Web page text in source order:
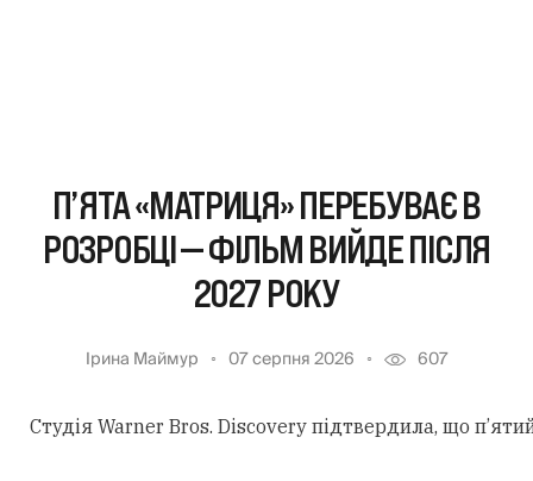
П’ЯТА «МАТРИЦЯ» ПЕРЕБУВАЄ В
РОЗРОБЦІ — ФІЛЬМ ВИЙДЕ ПІСЛЯ
2027 РОКУ
Ірина Маймур 07 серпня 2026 607
Студія Warner Bros. Discovery підтвердила, що